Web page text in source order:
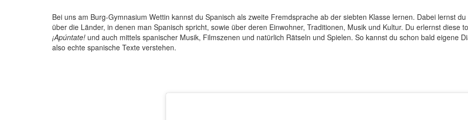
Bei uns am Burg-Gymnasium Wettin kannst du Spanisch als zweite Fremdsprache ab der siebten Klasse lernen. Dabei lernst
über die Länder, in denen man Spanisch spricht, sowie über deren Einwohner, Traditionen, Musik und Kultur. Du erlernst diese
¡Apúntate! und auch mittels spanischer Musik, Filmszenen und natürlich Rätseln und Spielen. So kannst du schon bald eigene
also echte spanische Texte verstehen.